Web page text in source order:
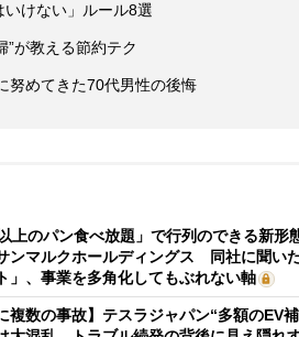
けない」ルール8選
”が教える節約テク
めてきた70代男性の後悔
上のパン食べ放題」で行列のできる新形
ンマルクホールディングス 同社に聞い
」、事業を多角化してもぶれない軸
複数の事故】テスラジャパン“多額のEV